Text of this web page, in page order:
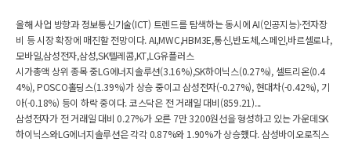
올해 사업 방향과 정보통신기술(ICT) 트렌드를 탐색하는 동시에 AI(인공지능)·전자장
비 등 시장 확장에 매진할 전망이다. AI,MWC,HBM3E,통신,반도체,스페인,바르셀로나,
모바일,삼성전자,삼성,SK텔레콤,KT,LG유플러스
시가총액 상위 종목 중LG에너지솔루션(3.16%),SK하이닉스(0.27%), 셀트리온(0.4
4%), POSCO홀딩스(1.39%)가 상승 중이고 삼성전자(-0.27%), 현대차(-0.42%), 기
아(-0.18%) 등이 하락 중이다. 코스닥은 전 거래일 대비(859.21)...
삼성전자가 전 거래일 대비 0.27%가 오른 7만 3200원선을 형성하고 있는 가운데SK
하이닉스와LG에너지솔루션은 각각 0.87%와 1.90%가 상승했다. 삼성바이오로직스